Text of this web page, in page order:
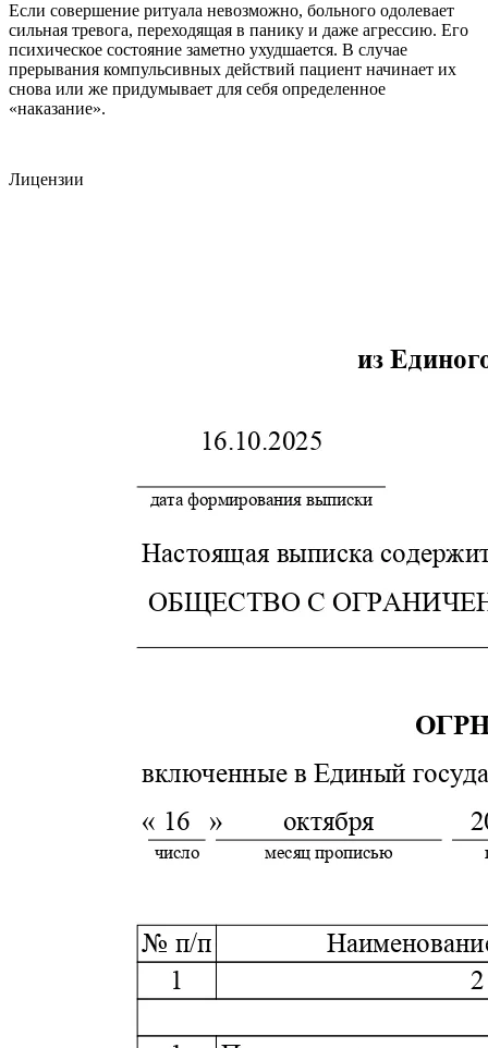
Если совершение ритуала невозможно, больного одолевает
сильная тревога, переходящая в панику и даже агрессию. Его
психическое состояние заметно ухудшается. В случае
прерывания компульсивных действий пациент начинает их
снова или же придумывает для себя определенное
«наказание».
Лицензии